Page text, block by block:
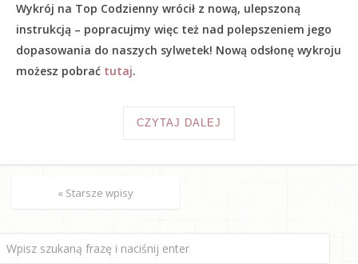
Wykrój na Top Codzienny wrócił z nową, ulepszoną
instrukcją – popracujmy więc też nad polepszeniem jego
dopasowania do naszych sylwetek! Nową odsłonę wykroju
możesz pobrać tutaj.
CZYTAJ DALEJ
« Starsze wpisy